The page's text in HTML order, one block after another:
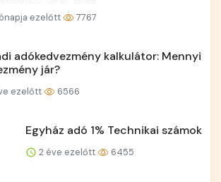
ezelőtt 7767
adókedvezmény kalkulátor: Mennyi
jár?
ezelőtt 6566
Egyház adó 1% Technikai számok
2 éve ezelőtt 6455